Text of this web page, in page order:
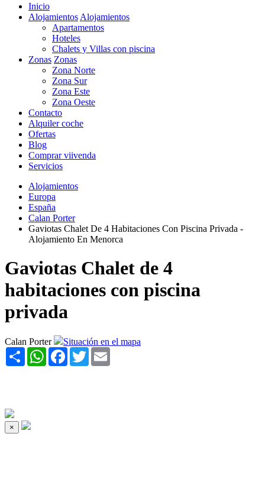
Inicio
Alojamientos Alojamientos
Apartamentos
Hoteles
Chalets y Villas con piscina
Zonas Zonas
Zona Norte
Zona Sur
Zona Este
Zona Oeste
Contacto
Alquiler coche
Ofertas
Blog
Comprar viivenda
Servicios
Alojamientos
Europa
España
Calan Porter
Gaviotas Chalet De 4 Habitaciones Con Piscina Privada -
Alojamiento En Menorca
Gaviotas Chalet de 4
habitaciones con piscina
privada
Calan Porter
Situación en el mapa
Share WhatsAppFacebook
Twitter
×